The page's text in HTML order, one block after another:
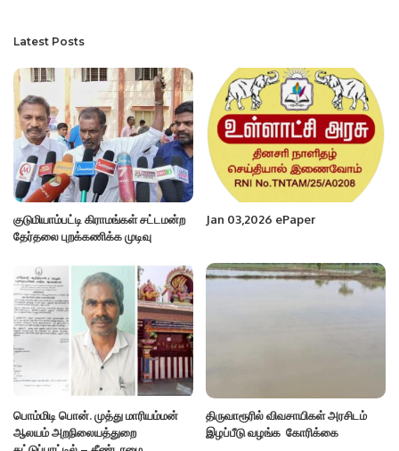
Latest Posts
குடுமியாம்பட்டி கிராமங்கள் சட்டமன்ற
தேர்தலை புறக்கணிக்க முடிவு
Jan 03,2026 ePaper
பொம்மிடி பொன். முத்து மாரியம்மன்
ஆலயம் அறநிலையத்துறை
திருவாரூரில் விவசாயிகள் அரசிடம்
இழப்பீடு வழங்க கோரிக்கை